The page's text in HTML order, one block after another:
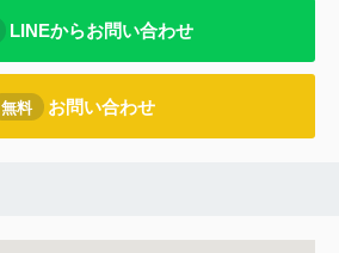
LINEからお問い合わせ
無料 お問い合わせ